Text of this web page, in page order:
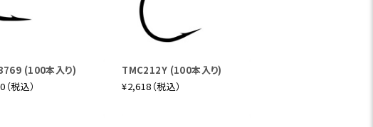
対応するのがこのモデルです。もちろん本流でのウ
(100本入り)
税込）
TMC212Y (100本入り)
¥2,618（税込）